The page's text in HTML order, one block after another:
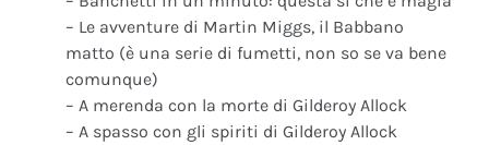
– Le avventure di Martin Miggs, il Babbano
matto (è una serie di fumetti, non so se va bene
comunque)
– A merenda con la morte di Gilderoy Allock
– A spasso con gli spiriti di Gilderoy Allock